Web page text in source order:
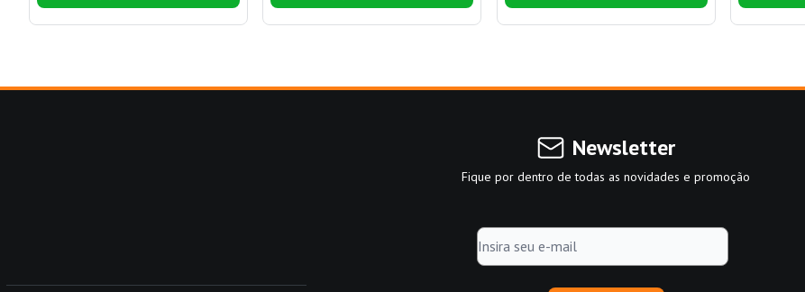
Newsletter
Fique por dentro de todas as novidades e promoção